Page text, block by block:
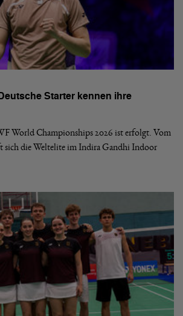
Starter kennen ihre
World Championships 2026 ist erfolgt. Vom
sich die Weltelite im Indira Gandhi Indoor